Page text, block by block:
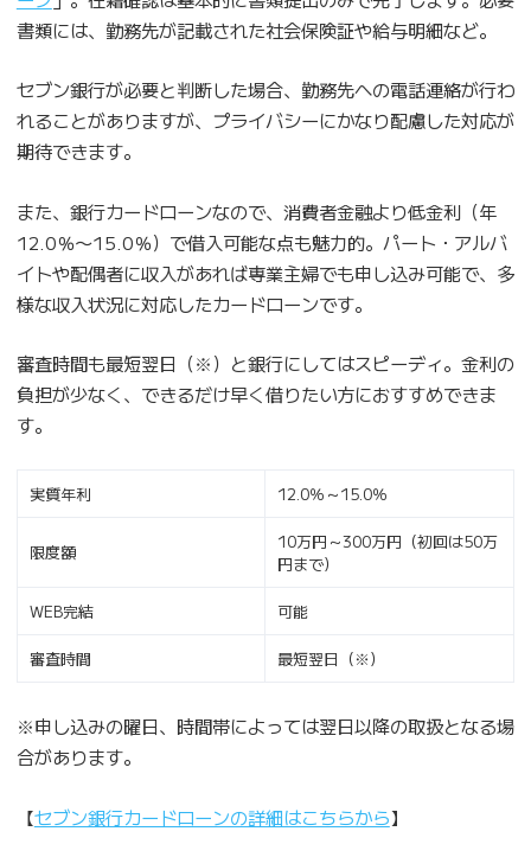
書類には、勤務先が記載された社会保険証や給与明細など。
セブン銀行が必要と判断した場合、勤務先への電話連絡が行わ
れることがありますが、プライバシーにかなり配慮した対応が
期待できます。
また、銀行カードローンなので、消費者金融より低金利（年
12.0％〜15.0％）で借入可能な点も魅力的。パート・アルバ
イトや配偶者に収入があれば専業主婦でも申し込み可能で、多
様な収入状況に対応したカードローンです。
審査時間も最短翌日（※）と銀行にしてはスピーディ。金利の
負担が少なく、できるだけ早く借りたい方におすすめできま
す。
実質年利 12.0％～15.0％
限度額
10万円～300万円（初回は50万
円まで）
WEB完結 可能
審査時間 最短翌日（※）
※申し込みの曜日、時間帯によっては翌日以降の取扱となる場
合があります。
【セブン銀行カードローンの詳細はこちらから】